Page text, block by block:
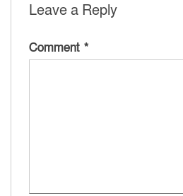
Leave a Reply
Comment *